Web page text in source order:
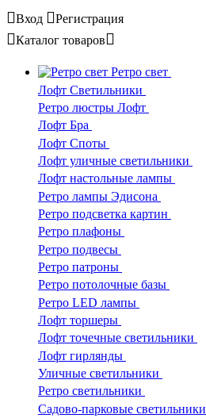
Вход
Регистрация
Каталог товаров
Ретро свет
Лофт Светильники
Ретро люстры Лофт
Лофт Бра
Лофт Споты
Лофт уличные светильники
Лофт настольные лампы
Ретро лампы Эдисона
Ретро подсветка картин
Ретро плафоны
Ретро подвесы
Ретро патроны
Ретро потолочные базы
Ретро LED лампы
Лофт торшеры
Лофт точечные светильники
Лофт гирлянды
Уличные светильники
Ретро светильники
Садово-парковые светильники